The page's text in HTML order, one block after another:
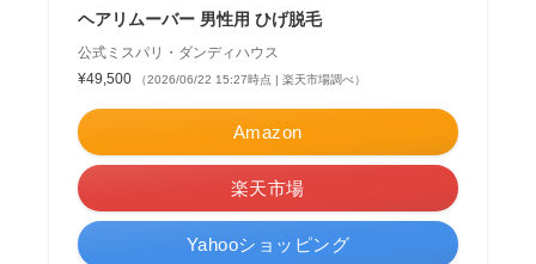
ヘアリムーバー 男性用 ひげ脱毛
公式ミスパリ・ダンディハウス
¥49,500
（2026/06/22 15:27時点 | 楽天市場調べ）
Amazon
楽天市場
Yahooショッピング